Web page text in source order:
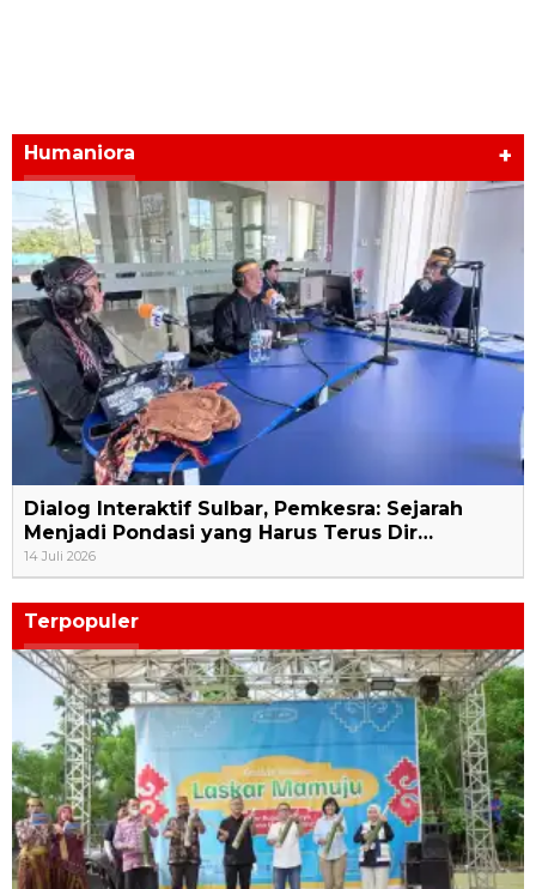
Humaniora +
Dialog Interaktif Sulbar, Pemkesra: Sejarah
Menjadi Pondasi yang Harus Terus Dir…
14 Juli 2026
Terpopuler